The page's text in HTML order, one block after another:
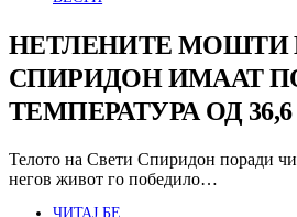
НЕТЛЕНИТЕ МОШТИ
СПИРИДОН ИМААТ
ТЕМПЕРАТУРА ОД
Телото на Свети Спиридон поради
негов живот го победило…
ЧИТАЈ БЕ